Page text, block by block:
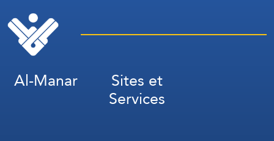
Al-Manar Sites et
Services